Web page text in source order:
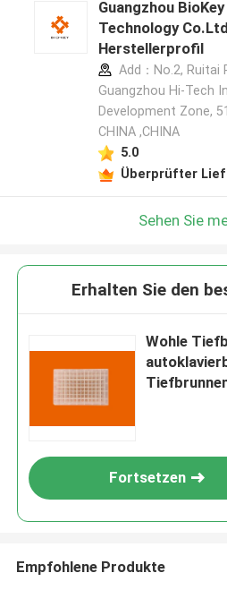
Guangzhou
Technology Co.Ltd
Herstellerprofil
Add：No.2, Ruitai
Guangzhou Hi-Tech
Development Zone,
CHINA ,CHINA
5.0
Überprüfter
Sehen Sie
Erhalten Sie den
Wohle
Fortsetzen
Empfohlene Produkte